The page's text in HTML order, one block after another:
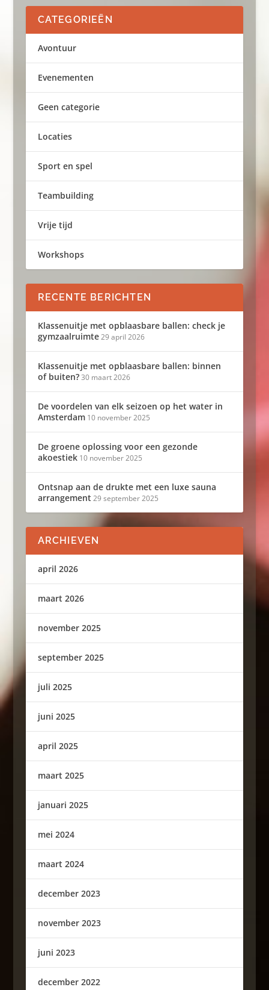
CATEGORIEËN
Avontuur
Evenementen
Geen categorie
Locaties
Sport en spel
Teambuilding
Vrije tijd
Workshops
RECENTE BERICHTEN
Klassenuitje met opblaasbare ballen: check je
gymzaalruimte 29 april 2026
Klassenuitje met opblaasbare ballen: binnen
of buiten? 30 maart 2026
De voordelen van elk seizoen op het water in
Amsterdam 10 november 2025
De groene oplossing voor een gezonde
akoestiek 10 november 2025
Ontsnap aan de drukte met een luxe sauna
arrangement 29 september 2025
ARCHIEVEN
april 2026
maart 2026
november 2025
september 2025
juli 2025
juni 2025
april 2025
maart 2025
januari 2025
mei 2024
maart 2024
december 2023
november 2023
juni 2023
december 2022